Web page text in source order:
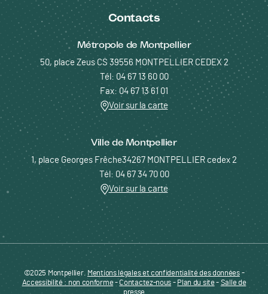
Contacts
Métropole de Montpellier
50, place Zeus CS 39556 MONTPELLIER CEDEX 2
Tél: 04 67 13 60 00
Fax: 04 67 13 61 01
Voir sur la carte
Ville de Montpellier
1, place Georges Frêche34267 MONTPELLIER cedex 2
Tél: 04 67 34 70 00
Voir sur la carte
Pied de page - Menu bas - ENTREPRENDRE
©2025 Montpellier. Mentions légales et confidentialité des données-
Accessibilité : non conforme- Contactez-nous - Plan du site- Salle de